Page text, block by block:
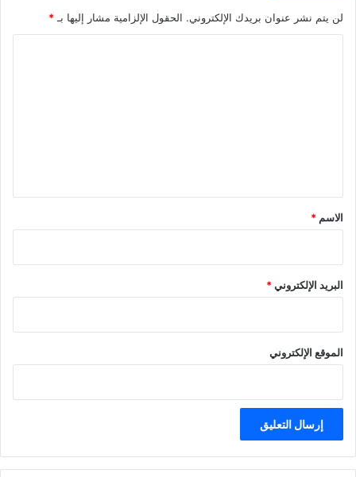
لن يتم نشر عنوان بريدك الإلكتروني. الحقول الإلزامية مشار إليها بـ *
*
الاسم *
البريد الإلكتروني*
الموقع الإلكتروني